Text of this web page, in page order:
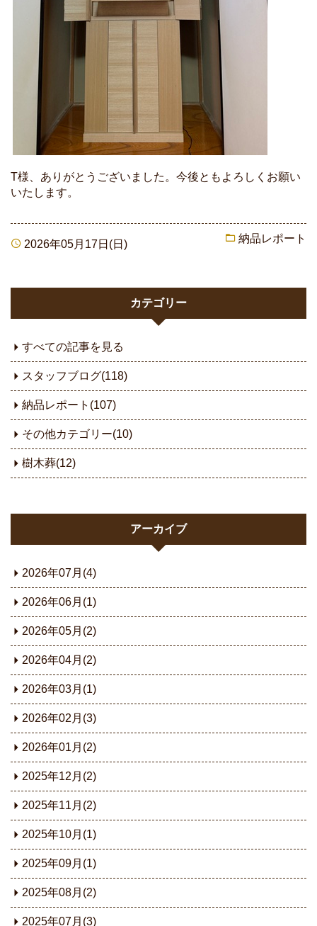
T様、ありがとうございました。今後ともよろしくお願い
いたします。
納品レポート
2026年05月17日(日)
カテゴリー
すべての記事を見る
スタッフブログ(118)
納品レポート(107)
その他カテゴリー(10)
樹木葬(12)
アーカイブ
2026年07月(4)
2026年06月(1)
2026年05月(2)
2026年04月(2)
2026年03月(1)
2026年02月(3)
2026年01月(2)
2025年12月(2)
2025年11月(2)
2025年10月(1)
2025年09月(1)
2025年08月(2)
2025年07月(3)